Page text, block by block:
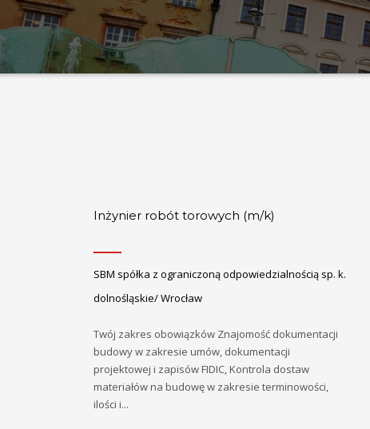
Inżynier robót torowych (m/k)
SBM spółka z ograniczoną odpowiedzialnością sp. k.
dolnośląskie/ Wrocław
Twój zakres obowiązków Znajomość dokumentacji
budowy w zakresie umów, dokumentacji
projektowej i zapisów FIDIC, Kontrola dostaw
materiałów na budowę w zakresie terminowości,
ilości i...